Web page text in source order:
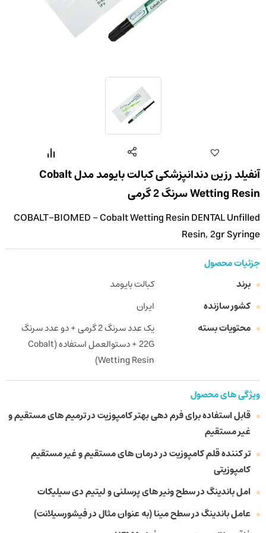
آنفیلد رزین دندانپزشکی کبالت بایومد مدل Cobalt
Wetting Resin سرنگ 2 گرمی
COBALT-BIOMED - Cobalt Wetting Resin DENTAL Unfilled
Resin, 2gr Syringe
جزئیات محصول
برند
کبالت بایومد
کشور سازنده
ایران
محتویات بسته
یک عدد سرنگ 2 گرمی + دو عدد سرنگ
22G + دستوالعمل استفاده (Cobalt
Wetting Resin)
ویژگی های محصول
قابل استفاده برای فرم دهی بهتر کامپوزیت در ترمیم های مستقیم و
غیر مستقیم
تر کننده قلم کامپوزیت در درمان های مستقیم و غیر مستقیم
کامپوزیتی
امل باندینگ در سطح ونیر های پرسلنی و لیتیم دی سیلیکات
عامل باندینگ در سطح مینا (به عنوان مثال در فیشورسیلانت)